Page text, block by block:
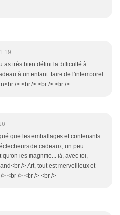
as très bien défini la difficulté à
à un enfant: faire de l'intemporel
/> <br /> <br /> <br />
que les emballages et contenants
de cadeaux, un peu
qu'on les magnifie... là, avec toi,
/> Art, tout est merveilleux et
<br /> <br /> <br />